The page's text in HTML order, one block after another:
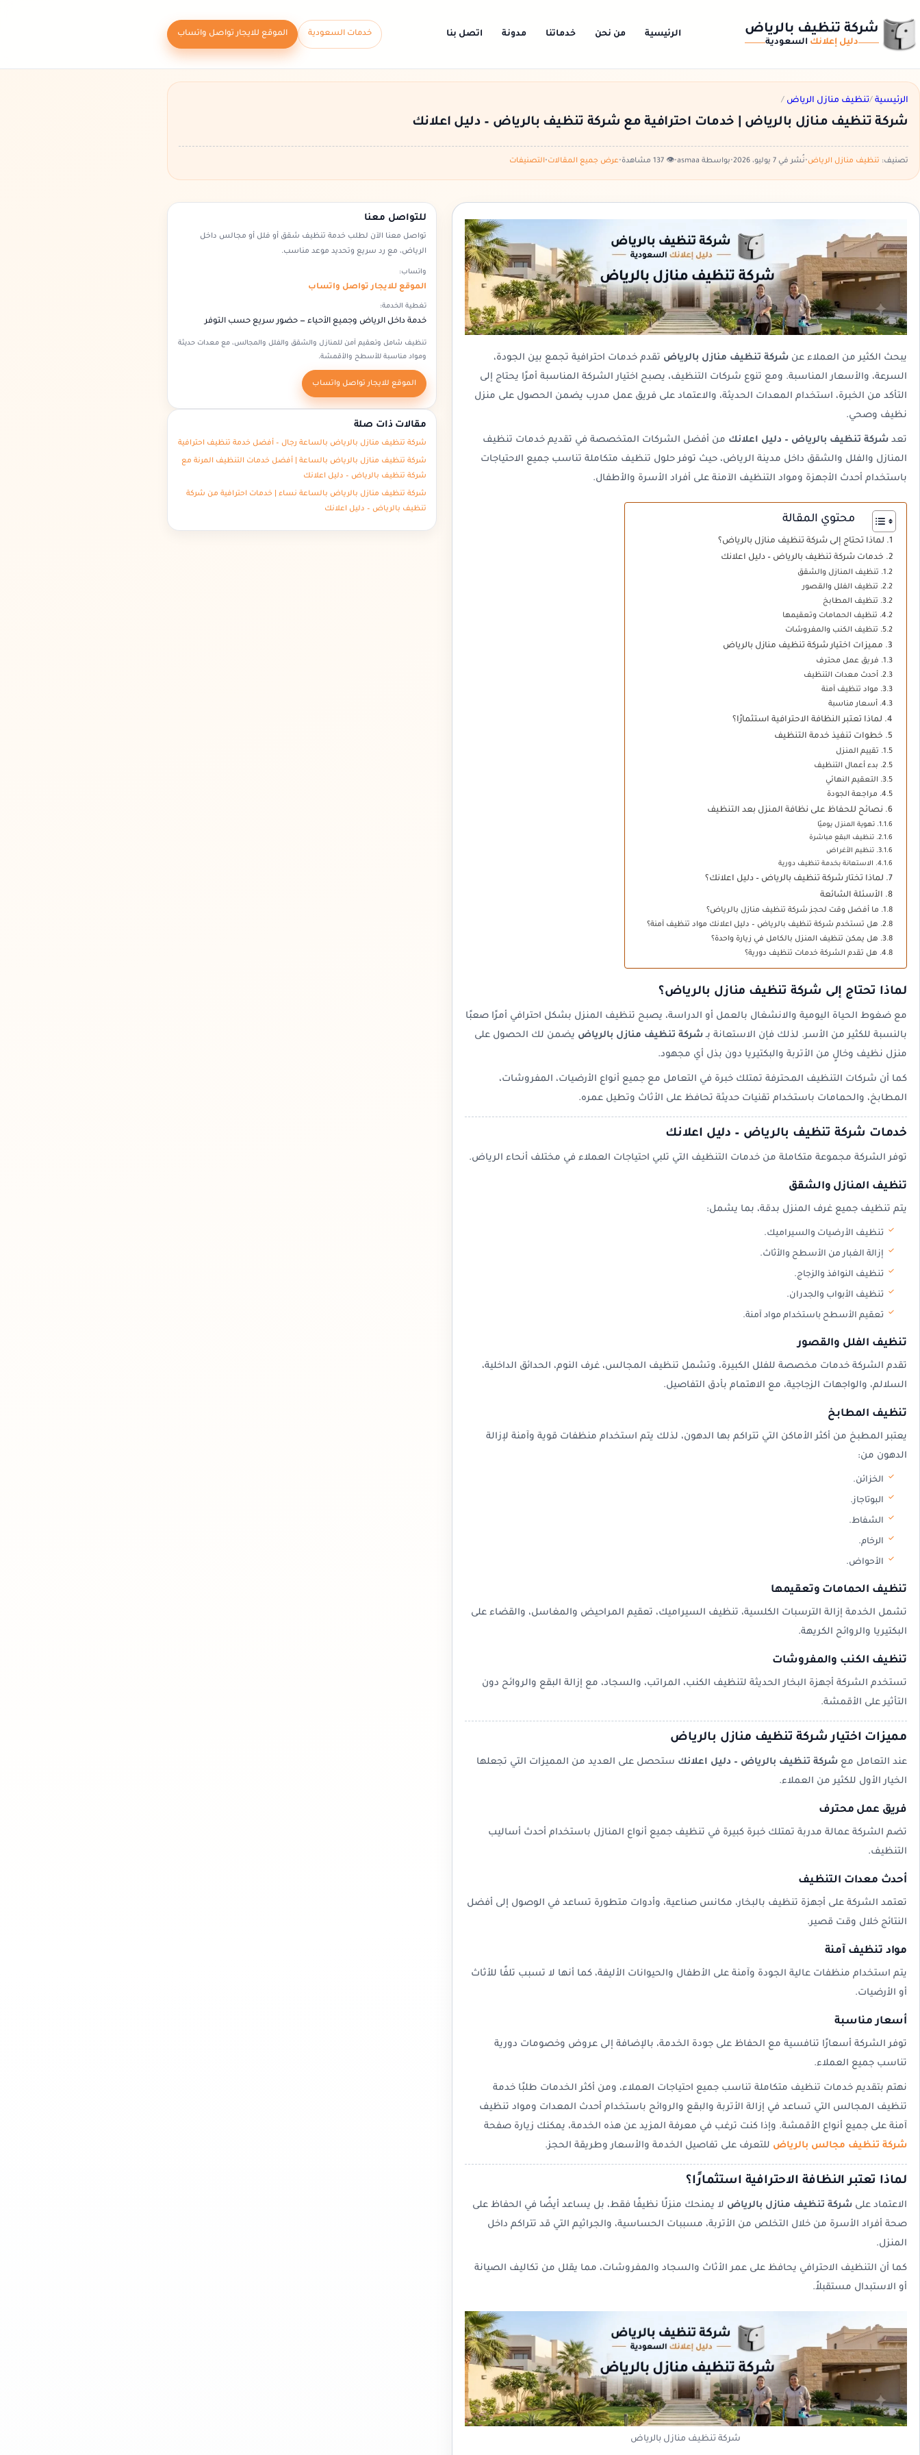
شركة تنظيف بالرياض
دليل إعلانك السعودية
الرئيسية من نحن خدماتنا مدونة اتصل بنا خدمات السعودية الموقع للايجار تواصل واتساب
الرئيسية /تنظيف منازل الرياض /
شركة تنظيف منازل بالرياض | خدمات احترافية مع شركة تنظيف بالرياض – دليل اعلانك
تصنيف: تنظيف منازل الرياض•نُشر في 7 يوليو، 2026 •بواسطة asmaa •👁️ 137 مشاهدة •عرض جميع المقالات•التصنيفات
يبحث الكثير من العملاء عن شركة تنظيف منازل بالرياض تقدم خدمات احترافية تجمع بين الجودة،
السرعة، والأسعار المناسبة. ومع تنوع شركات التنظيف، يصبح اختيار الشركة المناسبة أمرًا يحتاج إلى
التأكد من الخبرة، استخدام المعدات الحديثة، والاعتماد على فريق عمل مدرب يضمن الحصول على منزل
نظيف وصحي.
تعد شركة تنظيف بالرياض – دليل اعلانك من أفضل الشركات المتخصصة في تقديم خدمات تنظيف
المنازل والفلل والشقق داخل مدينة الرياض، حيث توفر حلول تنظيف متكاملة تناسب جميع الاحتياجات
باستخدام أحدث الأجهزة ومواد التنظيف الآمنة على أفراد الأسرة والأطفال.
محتوي المقالة
لماذا تحتاج إلى شركة تنظيف منازل بالرياض؟
خدمات شركة تنظيف بالرياض – دليل اعلانك
تنظيف المنازل والشقق
تنظيف الفلل والقصور
تنظيف المطابخ
تنظيف الحمامات وتعقيمها
تنظيف الكنب والمفروشات
مميزات اختيار شركة تنظيف منازل بالرياض
فريق عمل محترف
أحدث معدات التنظيف
مواد تنظيف آمنة
أسعار مناسبة
لماذا تعتبر النظافة الاحترافية استثمارًا؟
خطوات تنفيذ خدمة التنظيف
تقييم المنزل
بدء أعمال التنظيف
التعقيم النهائي
مراجعة الجودة
نصائح للحفاظ على نظافة المنزل بعد التنظيف
تهوية المنزل يوميًا
تنظيف البقع مباشرة
تنظيم الأغراض
الاستعانة بخدمة تنظيف دورية
لماذا تختار شركة تنظيف بالرياض – دليل اعلانك؟
الأسئلة الشائعة
ما أفضل وقت لحجز شركة تنظيف منازل بالرياض؟
هل تستخدم شركة تنظيف بالرياض – دليل اعلانك مواد تنظيف آمنة؟
هل يمكن تنظيف المنزل بالكامل في زيارة واحدة؟
هل تقدم الشركة خدمات تنظيف دورية؟
لماذا تحتاج إلى شركة تنظيف منازل بالرياض؟
مع ضغوط الحياة اليومية والانشغال بالعمل أو الدراسة، يصبح تنظيف المنزل بشكل احترافي أمرًا صعبًا
بالنسبة للكثير من الأسر. لذلك فإن الاستعانة بـ شركة تنظيف منازل بالرياض يضمن لك الحصول على
منزل نظيف وخالٍ من الأتربة والبكتيريا دون بذل أي مجهود.
كما أن شركات التنظيف المحترفة تمتلك خبرة في التعامل مع جميع أنواع الأرضيات، المفروشات،
المطابخ، والحمامات باستخدام تقنيات حديثة تحافظ على الأثاث وتطيل عمره.
خدمات شركة تنظيف بالرياض – دليل اعلانك
توفر الشركة مجموعة متكاملة من خدمات التنظيف التي تلبي احتياجات العملاء في مختلف أنحاء الرياض.
تنظيف المنازل والشقق
يتم تنظيف جميع غرف المنزل بدقة، بما يشمل:
تنظيف الأرضيات والسيراميك.
إزالة الغبار من الأسطح والأثاث.
تنظيف النوافذ والزجاج.
تنظيف الأبواب والجدران.
تعقيم الأسطح باستخدام مواد آمنة.
تنظيف الفلل والقصور
تقدم الشركة خدمات مخصصة للفلل الكبيرة، وتشمل تنظيف المجالس، غرف النوم، الحدائق الداخلية،
السلالم، والواجهات الزجاجية، مع الاهتمام بأدق التفاصيل.
تنظيف المطابخ
يعتبر المطبخ من أكثر الأماكن التي تتراكم بها الدهون، لذلك يتم استخدام منظفات قوية وآمنة لإزالة
الدهون من:
الخزائن.
البوتاجاز.
الشفاط.
الرخام.
الأحواض.
تنظيف الحمامات وتعقيمها
تشمل الخدمة إزالة الترسبات الكلسية، تنظيف السيراميك، تعقيم المراحيض والمغاسل، والقضاء على
البكتيريا والروائح الكريهة.
تنظيف الكنب والمفروشات
تستخدم الشركة أجهزة البخار الحديثة لتنظيف الكنب، المراتب، والسجاد، مع إزالة البقع والروائح دون
التأثير على الأقمشة.
مميزات اختيار شركة تنظيف منازل بالرياض
عند التعامل مع شركة تنظيف بالرياض – دليل اعلانك ستحصل على العديد من المميزات التي تجعلها
الخيار الأول للكثير من العملاء.
فريق عمل محترف
تضم الشركة عمالة مدربة تمتلك خبرة كبيرة في تنظيف جميع أنواع المنازل باستخدام أحدث أساليب
التنظيف.
أحدث معدات التنظيف
تعتمد الشركة على أجهزة تنظيف بالبخار، مكانس صناعية، وأدوات متطورة تساعد في الوصول إلى أفضل
النتائج خلال وقت قصير.
مواد تنظيف آمنة
يتم استخدام منظفات عالية الجودة وآمنة على الأطفال والحيوانات الأليفة، كما أنها لا تسبب تلفًا للأثاث
أو الأرضيات.
أسعار مناسبة
توفر الشركة أسعارًا تنافسية مع الحفاظ على جودة الخدمة، بالإضافة إلى عروض وخصومات دورية
تناسب جميع العملاء.
نهتم بتقديم خدمات تنظيف متكاملة تناسب جميع احتياجات العملاء، ومن أكثر الخدمات طلبًا خدمة
تنظيف المجالس التي تساعد في إزالة الأتربة والبقع والروائح باستخدام أحدث المعدات ومواد تنظيف
آمنة على جميع أنواع الأقمشة. وإذا كنت ترغب في معرفة المزيد عن هذه الخدمة، يمكنك زيارة صفحة
شركة تنظيف مجالس بالرياض للتعرف على تفاصيل الخدمة والأسعار وطريقة الحجز.
لماذا تعتبر النظافة الاحترافية استثمارًا؟
الاعتماد على شركة تنظيف منازل بالرياض لا يمنحك منزلًا نظيفًا فقط، بل يساعد أيضًا في الحفاظ على
صحة أفراد الأسرة من خلال التخلص من الأتربة، مسببات الحساسية، والجراثيم التي قد تتراكم داخل
المنزل.
كما أن التنظيف الاحترافي يحافظ على عمر الأثاث والسجاد والمفروشات، مما يقلل من تكاليف الصيانة
أو الاستبدال مستقبلاً.
شركة تنظيف منازل بالرياض
للتواصل معنا
تواصل معنا الآن لطلب خدمة تنظيف شقق أو فلل أو مجالس داخل
الرياض، مع رد سريع وتحديد موعد مناسب.
واتساب:
الموقع للايجار تواصل واتساب
تغطية الخدمة:
خدمة داخل الرياض وجميع الأحياء — حضور سريع حسب التوفر
تنظيف شامل وتعقيم آمن للمنازل والشقق والفلل والمجالس، مع معدات حديثة
ومواد مناسبة للأسطح والأقمشة.
الموقع للايجار تواصل واتساب
مقالات ذات صلة
شركة تنظيف منازل بالرياض بالساعة رجال – أفضل خدمة تنظيف احترافية
شركة تنظيف منازل بالرياض بالساعة | أفضل خدمات التنظيف المرنة مع
شركة تنظيف بالرياض – دليل اعلانك
شركة تنظيف منازل بالرياض بالساعة نساء | خدمات احترافية من شركة
تنظيف بالرياض – دليل اعلانك